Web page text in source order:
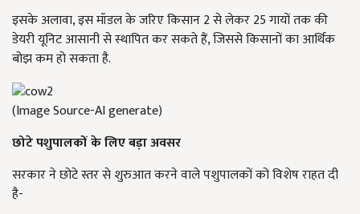
इसके अलावा, इस मॉडल के जरिए किसान 2 से लेकर 25 गायों तक की
डेयरी यूनिट आसानी से स्थापित कर सकते हैं, जिससे किसानों का आर्थिक
बोझ कम हो सकता है.
(Image Source-AI generate)
छोटे पशुपालकों के लिए बड़ा अवसर
सरकार ने छोटे स्तर से शुरुआत करने वाले पशुपालकों को विशेष राहत दी
है-